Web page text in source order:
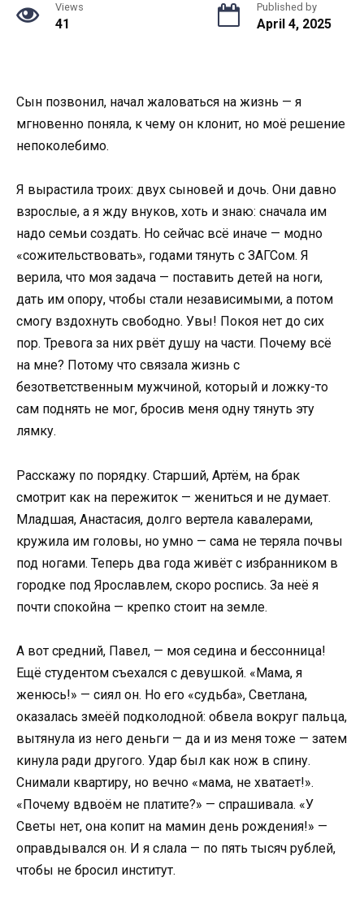
Views
41
Published by
April 4, 2025
Сын позвонил, начал жаловаться на жизнь — я
мгновенно поняла, к чему он клонит, но моё решение
непоколебимо.
Я вырастила троих: двух сыновей и дочь. Они давно
взрослые, а я жду внуков, хоть и знаю: сначала им
надо семьи создать. Но сейчас всё иначе — модно
«сожительствовать», годами тянуть с ЗАГСом. Я
верила, что моя задача — поставить детей на ноги,
дать им опору, чтобы стали независимыми, а потом
смогу вздохнуть свободно. Увы! Покоя нет до сих
пор. Тревога за них рвёт душу на части. Почему всё
на мне? Потому что связала жизнь с
безответственным мужчиной, который и ложку-то
сам поднять не мог, бросив меня одну тянуть эту
лямку.
Расскажу по порядку. Старший, Артём, на брак
смотрит как на пережиток — жениться и не думает.
Младшая, Анастасия, долго вертела кавалерами,
кружила им головы, но умно — сама не теряла почвы
под ногами. Теперь два года живёт с избранником в
городке под Ярославлем, скоро роспись. За неё я
почти спокойна — крепко стоит на земле.
А вот средний, Павел, — моя седина и бессонница!
Ещё студентом съехался с девушкой. «Мама, я
женюсь!» — сиял он. Но его «судьба», Светлана,
оказалась змеёй подколодной: обвела вокруг пальца,
вытянула из него деньги — да и из меня тоже — затем
кинула ради другого. Удар был как нож в спину.
Снимали квартиру, но вечно «мама, не хватает!».
«Почему вдвоём не платите?» — спрашивала. «У
Светы нет, она копит на мамин день рождения!» —
оправдывался он. И я слала — по пять тысяч рублей,
чтобы не бросил институт.